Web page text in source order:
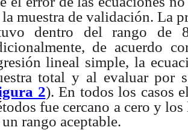
la muestra de validación. La
dentro del rango de
de acuerdo
lineal simple, la
total y al evaluar por
2). En todos los casos
fue cercano a cero y
un rango aceptable.